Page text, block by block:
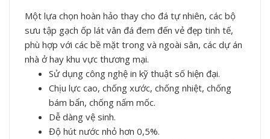
Một lựa chọn hoàn hảo thay cho đá tự nhiên, các bộ
sưu tập gạch ốp lát vân đá đem đến vẻ đẹp tinh tế,
phù hợp với các bề mặt trong và ngoài sân, các dự án
nhà ở hay khu vực thương mại.
Sử dụng công nghệ in kỹ thuật số hiện đại.
Chịu lực cao, chống xước, chống nhiệt, chống
bám bẩn, chống nấm mốc.
Dễ dàng vệ sinh.
Độ hút nước nhỏ hơn 0,5%.